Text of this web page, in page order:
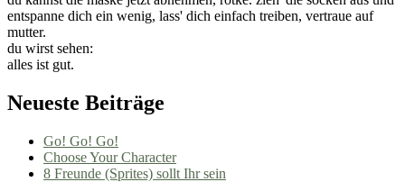
entspanne dich ein wenig, lass' dich einfach treiben, vertraue auf
mutter.
du wirst sehen:
alles ist gut.
Neueste Beiträge
Go! Go! Go!
Choose Your Character
8 Freunde (Sprites) sollt Ihr sein